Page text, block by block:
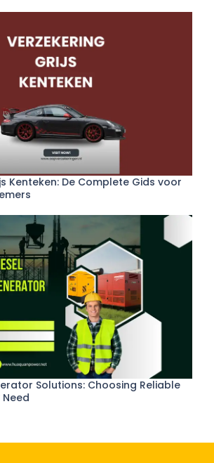
Kenteken: De Complete Gids voor
Solutions: Choosing Reliable